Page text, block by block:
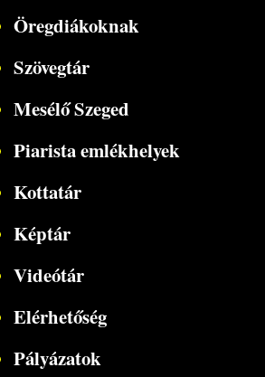
Öregdiákoknak
Szövegtár
Mesélő Szeged
Piarista emlékhelyek
Kottatár
Képtár
Videótár
Elérhetőség
Pályázatok